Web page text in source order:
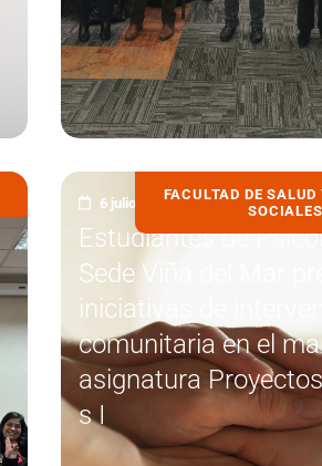
FACULTAD DE
SOCIALES
6 julio, 2026
Estudiantes de
Sede Viña del Mar
iniciativas de
comunitaria en el
asignatura
s I